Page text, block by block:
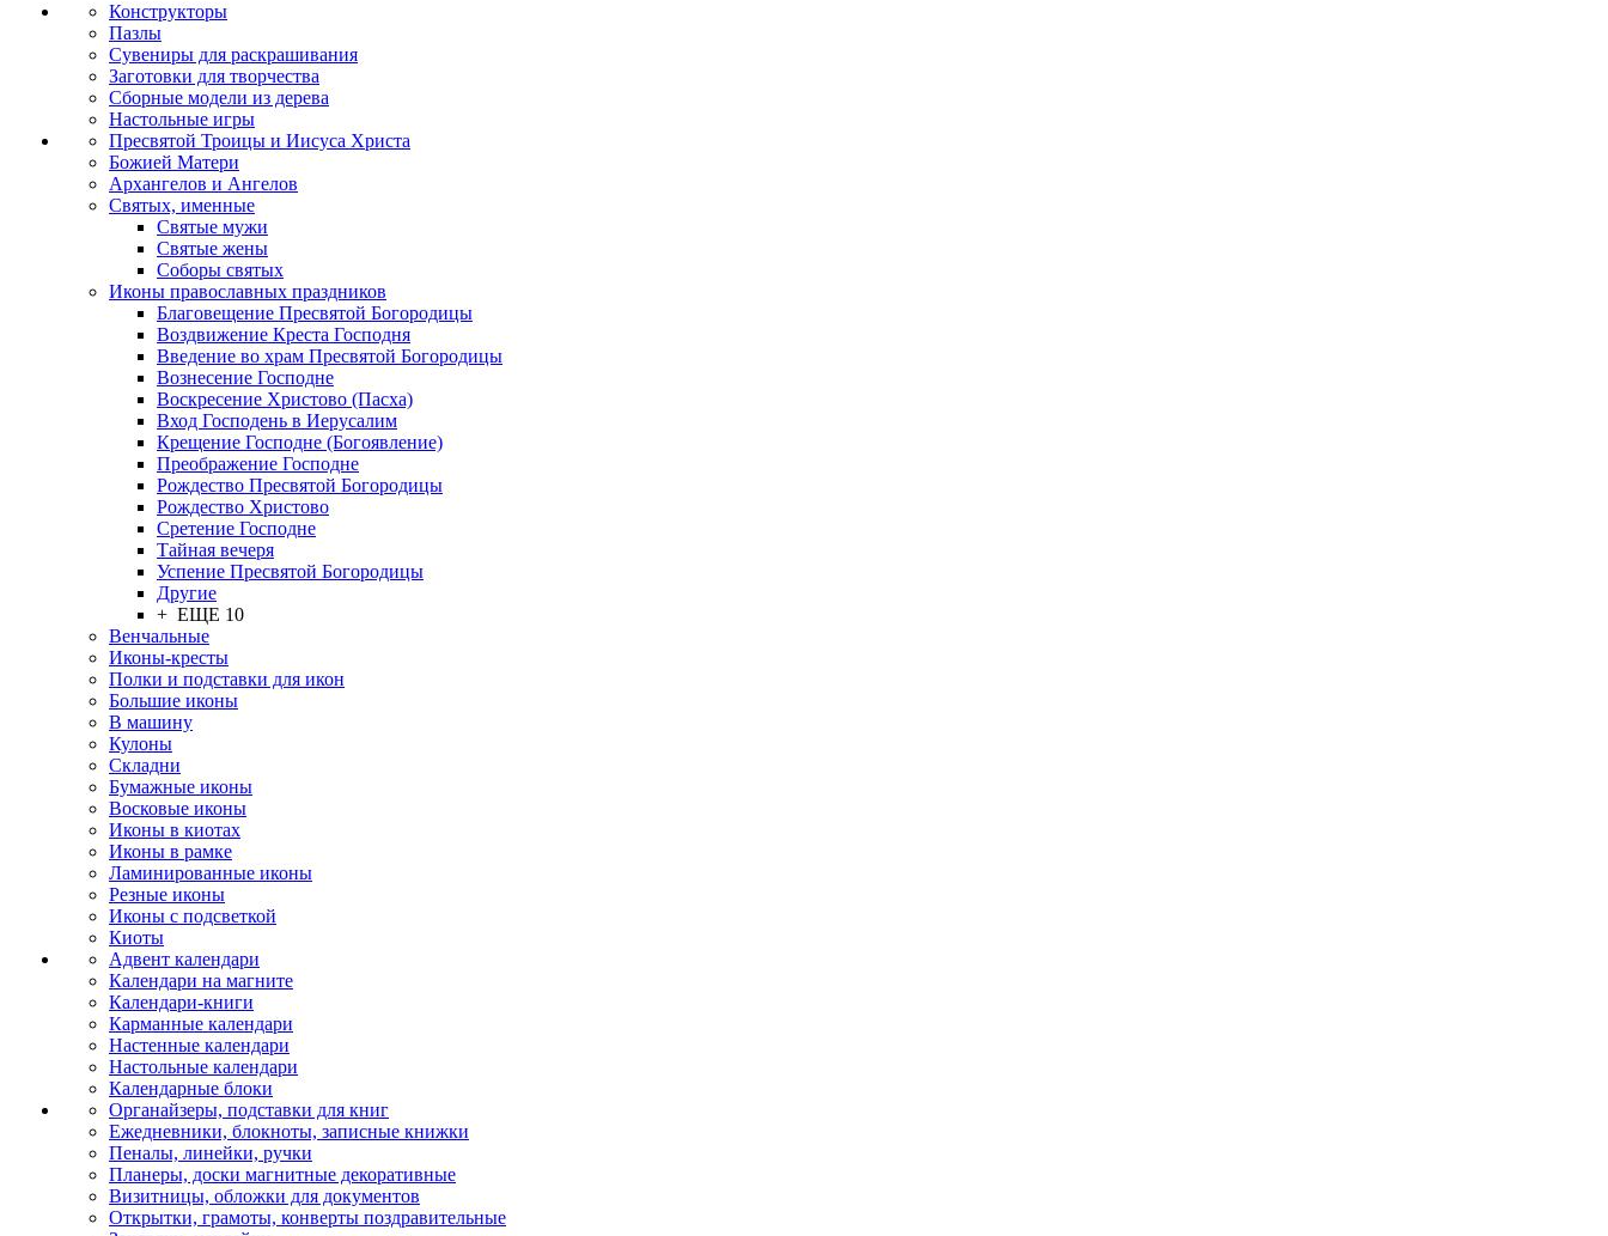
Конструкторы
Пазлы
Сувениры для раскрашивания
Заготовки для творчества
Сборные модели из дерева
Настольные игры
Пресвятой Троицы и Иисуса Христа
Божией Матери
Архангелов и Ангелов
Святых, именные
Святые мужи
Святые жены
Соборы святых
Иконы православных праздников
Благовещение Пресвятой Богородицы
Воздвижение Креста Господня
Введение во храм Пресвятой Богородицы
Вознесение Господне
Воскресение Христово (Пасха)
Вход Господень в Иерусалим
Крещение Господне (Богоявление)
Преображение Господне
Рождество Пресвятой Богородицы
Рождество Христово
Сретение Господне
Тайная вечеря
Успение Пресвятой Богородицы
Другие
+ ЕЩЕ 10
Венчальные
Иконы-кресты
Полки и подставки для икон
Большие иконы
В машину
Кулоны
Складни
Бумажные иконы
Восковые иконы
Иконы в киотах
Иконы в рамке
Ламинированные иконы
Резные иконы
Иконы с подсветкой
Киоты
Адвент календари
Календари на магните
Календари-книги
Карманные календари
Настенные календари
Настольные календари
Календарные блоки
Органайзеры, подставки для книг
Ежедневники, блокноты, записные книжки
Пеналы, линейки, ручки
Планеры, доски магнитные декоративные
Визитницы, обложки для документов
Открытки, грамоты, конверты поздравительные